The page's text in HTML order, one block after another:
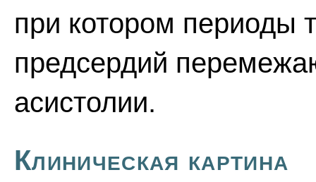
при котором периоды
предсердий
асистолии.
Клиническая картина